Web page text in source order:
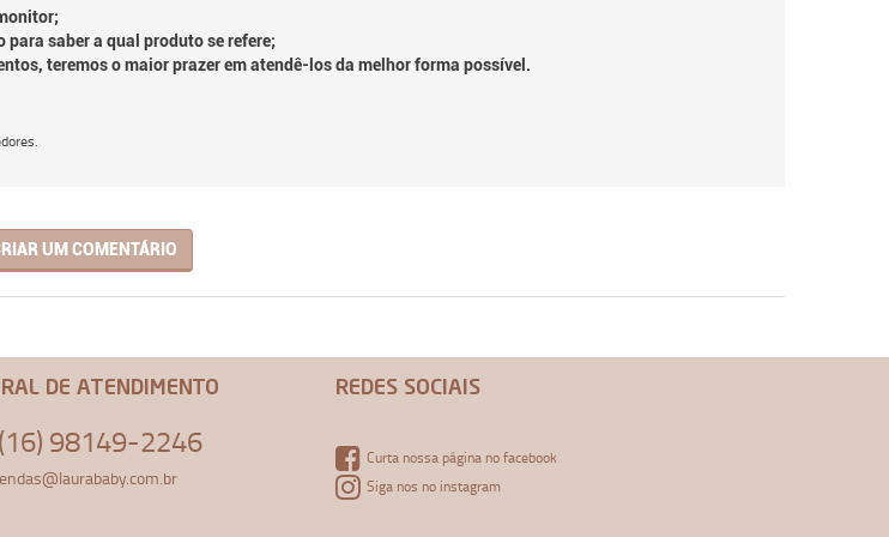
saber a qual produto se refere;
teremos o maior prazer em atendê-los da melhor forma possível.
UM COMENTÁRIO
DE ATENDIMENTO
98149-2246
REDES SOCIAIS
Curta nossa página no facebook
Siga nos no instagram